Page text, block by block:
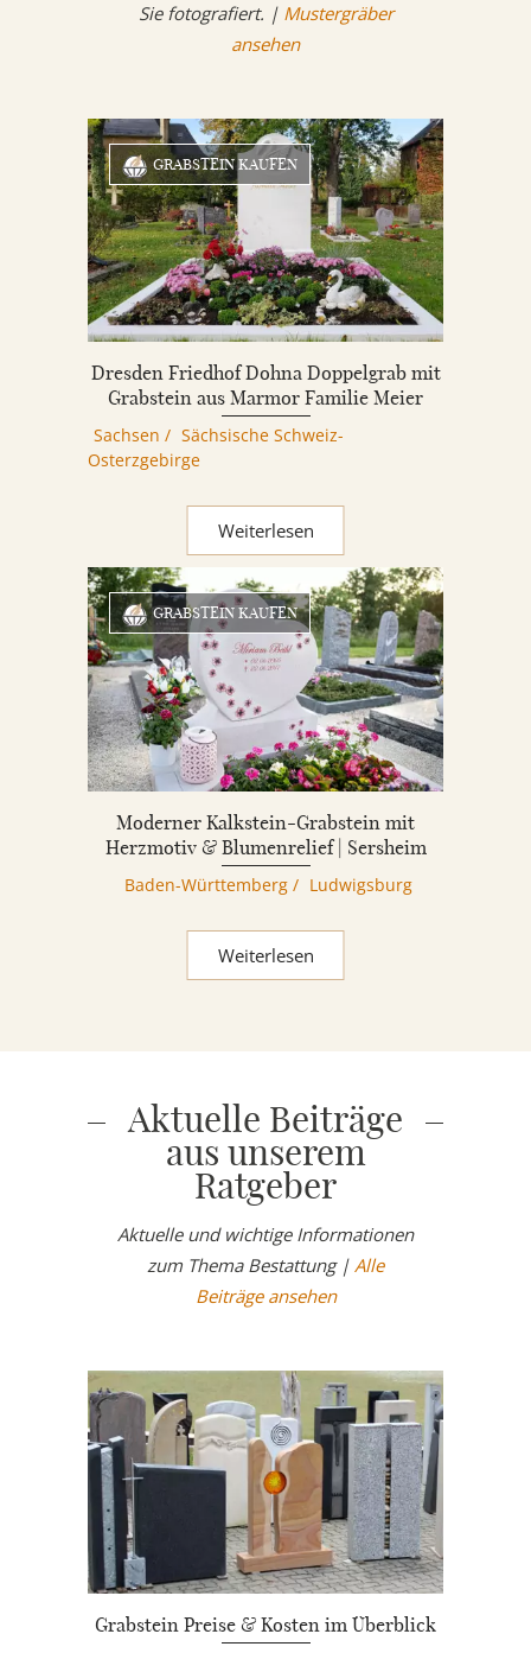
Sie fotografiert. | Mustergräber
ansehen
GRABSTEIN KAUFEN
Dresden Friedhof Dohna Doppelgrab mit
Grabstein aus Marmor Familie Meier
Sachsen / Sächsische Schweiz-
Osterzgebirge
Weiterlesen
GRABSTEIN KAUFEN
Moderner Kalkstein-Grabstein mit
Herzmotiv & Blumenrelief | Sersheim
Baden-Württemberg / Ludwigsburg
Weiterlesen
Aktuelle Beiträge
aus unserem
Ratgeber
Aktuelle und wichtige Informationen
zum Thema Bestattung | Alle
Beiträge ansehen
Grabstein Preise & Kosten im Überblick